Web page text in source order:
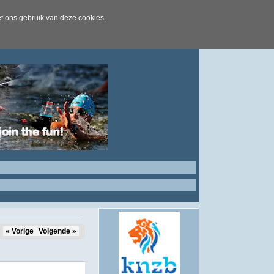
ons gebruik van deze cookies.
« Vorige Volgende »